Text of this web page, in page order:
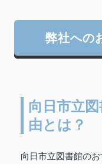
弊社への
向日市立
由とは？
向日市立図書館のお